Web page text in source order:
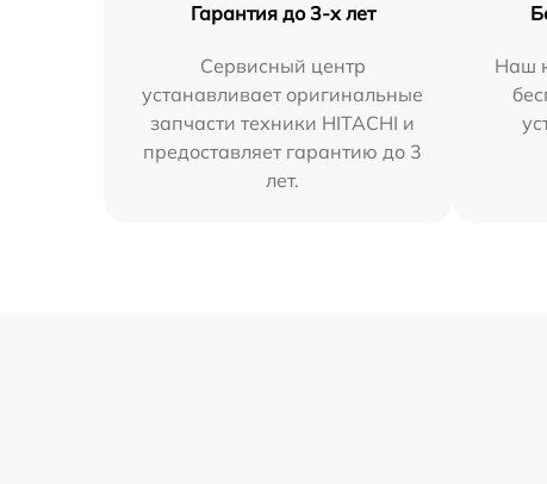
Гарантия до 3-х лет
Сервисный центр
устанавливает оригинальные
запчасти техники HITACHI и
предоставляет гарантию до 3
лет.
Наш